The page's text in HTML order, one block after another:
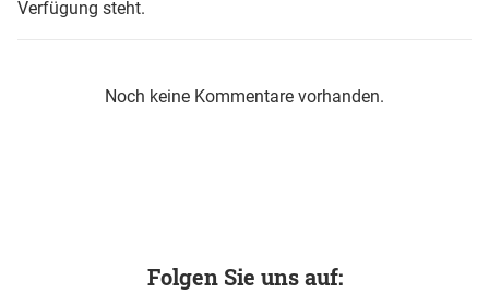
Verfügung steht.
Noch keine Kommentare vorhanden.
Folgen Sie uns auf: